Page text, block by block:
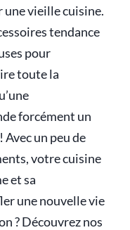
une vieille cuisine.
tendance
pour
toute la
forcément un
un peu de
votre cuisine
et sa
une nouvelle vie
? Découvrez nos